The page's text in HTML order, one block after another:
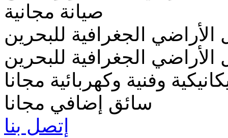
صيانة مجانية
الأراضي الجغرافية للبحرين
الأراضي الجغرافية للبحرين
وفنية وكهربائية مجانا
سائق إضافي مجانا
إتصل بنا